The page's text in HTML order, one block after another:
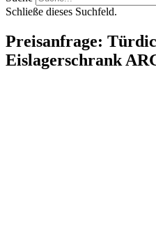
Schließe dieses Suchfeld.
Preisanfrage:
Eislagerschrank